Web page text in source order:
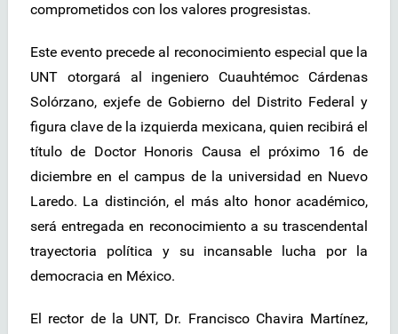
comprometidos con los valores progresistas.
Este evento precede al reconocimiento especial que la
UNT otorgará al ingeniero Cuauhtémoc Cárdenas
Solórzano, exjefe de Gobierno del Distrito Federal y
figura clave de la izquierda mexicana, quien recibirá el
título de Doctor Honoris Causa el próximo 16 de
diciembre en el campus de la universidad en Nuevo
Laredo. La distinción, el más alto honor académico,
será entregada en reconocimiento a su trascendental
trayectoria política y su incansable lucha por la
democracia en México.
El rector de la UNT, Dr. Francisco Chavira Martínez,